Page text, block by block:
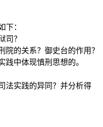
：
司？
的关系？御史台的作用？
中体现慎刑思想的。
法实践的异同？并分析得